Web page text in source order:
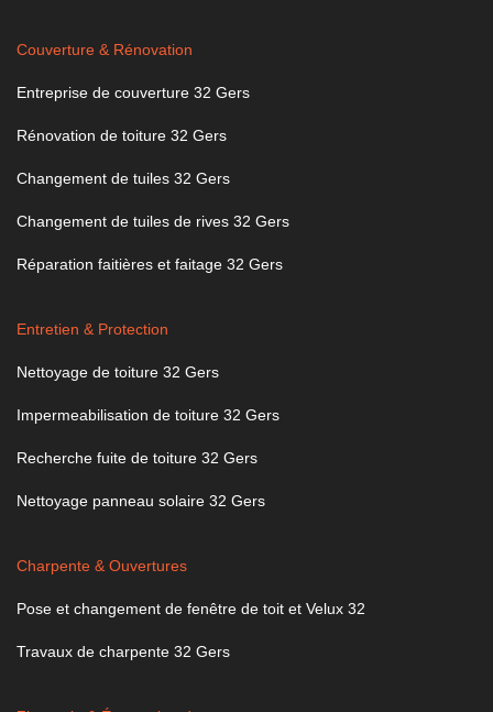
Couverture & Rénovation
Entreprise de couverture 32 Gers
Rénovation de toiture 32 Gers
Changement de tuiles 32 Gers
Changement de tuiles de rives 32 Gers
Réparation faitières et faitage 32 Gers
Entretien & Protection
Nettoyage de toiture 32 Gers
Impermeabilisation de toiture 32 Gers
Recherche fuite de toiture 32 Gers
Nettoyage panneau solaire 32 Gers
Charpente & Ouvertures
Pose et changement de fenêtre de toit et Velux 32
Travaux de charpente 32 Gers